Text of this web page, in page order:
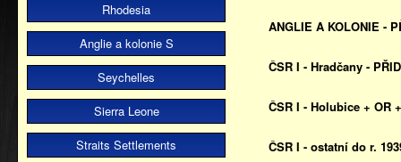
Rhodesia
Anglie a kolonie S
Seychelles
Sierra Leone
Straits Settlements
ANGLIE A KOLONIE -
ČSR I - Hradčany -
ČSR I - Holubice + OR
ČSR I - ostatní do r.